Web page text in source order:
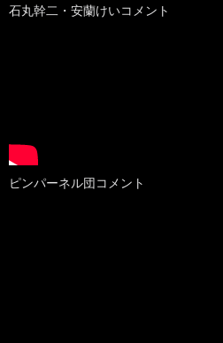
石丸幹二・安蘭けいコメント
ピンパーネル団コメント